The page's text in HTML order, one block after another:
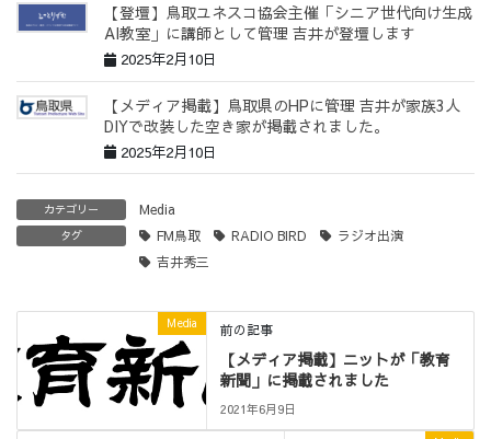
【登壇】鳥取ユネスコ協会主催「シニア世代向け生成
AI教室」に講師として管理 吉井が登壇します
2025年2月10日
【メディア掲載】鳥取県のHPに管理 吉井が家族3人
DIYで改装した空き家が掲載されました。
2025年2月10日
カテゴリー Media
タグ FM鳥取 RADIO BIRD
ラジオ出演
吉井秀三
Media 前の記事
【メディア掲載】ニットが「教育
新聞」に掲載されました
2021年6月9日